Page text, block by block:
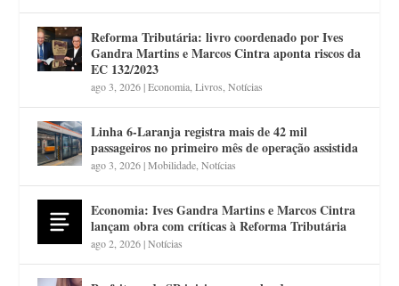
Reforma Tributária: livro coordenado por Ives
Gandra Martins e Marcos Cintra aponta riscos da
EC 132/2023
ago 3, 2026|Economia ,Livros ,Notícias
Linha 6-Laranja registra mais de 42 mil
passageiros no primeiro mês de operação assistida
ago 3, 2026|Mobilidade ,Notícias
Economia: Ives Gandra Martins e Marcos Cintra
lançam obra com críticas à Reforma Tributária
ago 2, 2026|Notícias